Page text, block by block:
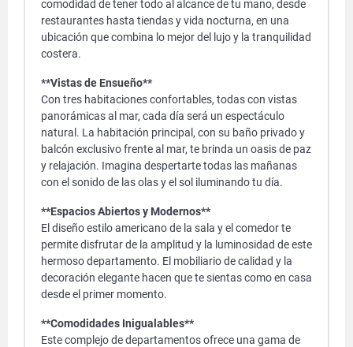
comodidad de tener todo al alcance de tu mano, desde
restaurantes hasta tiendas y vida nocturna, en una
ubicación que combina lo mejor del lujo y la tranquilidad
costera.
**Vistas de Ensueño**
Con tres habitaciones confortables, todas con vistas
panorámicas al mar, cada día será un espectáculo
natural. La habitación principal, con su baño privado y
balcón exclusivo frente al mar, te brinda un oasis de paz
y relajación. Imagina despertarte todas las mañanas
con el sonido de las olas y el sol iluminando tu día.
**Espacios Abiertos y Modernos**
El diseño estilo americano de la sala y el comedor te
permite disfrutar de la amplitud y la luminosidad de este
hermoso departamento. El mobiliario de calidad y la
decoración elegante hacen que te sientas como en casa
desde el primer momento.
**Comodidades Inigualables**
Este complejo de departamentos ofrece una gama de